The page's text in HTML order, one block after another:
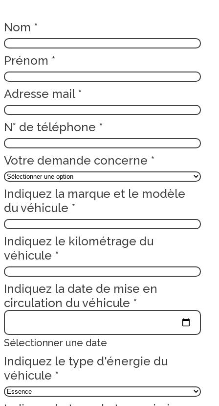
Nom *
Prénom *
Adresse mail *
N° de téléphone *
Votre demande concerne *
Indiquez la marque et le modèle
du véhicule *
Indiquez le kilométrage du
véhicule *
Indiquez la date de mise en
circulation du véhicule *
Sélectionner une date
Indiquez le type d'énergie du
véhicule *